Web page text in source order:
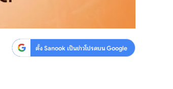
ตั้ง Sanook เป็นข่าวโปรดบน Google